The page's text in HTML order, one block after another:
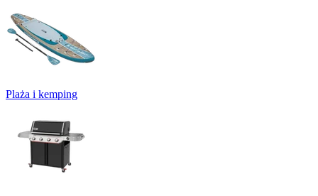
Plaża i kemping